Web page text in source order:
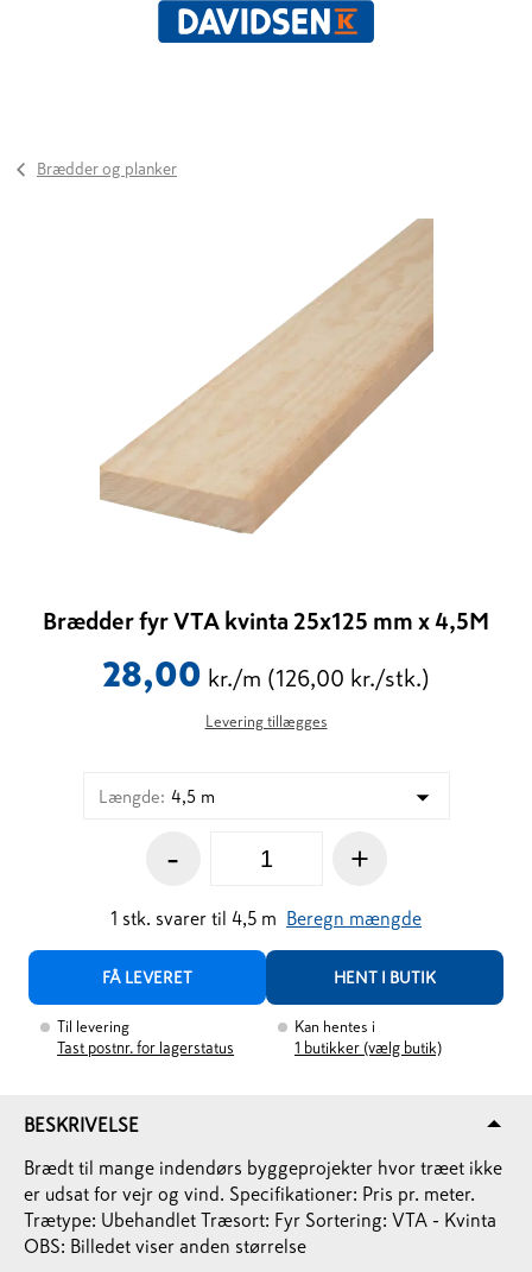
Brædder og planker
Brædder fyr VTA kvinta 25x125 mm x 4,5M
28,00 kr./m (126,00 kr./stk.)
Levering tillægges
Længde: 4,5 m
- +
1 stk. svarer til 4,5 m Beregn mængde
FÅ LEVERET HENT I BUTIK
Til levering
Tast postnr. for lagerstatus
Kan hentes i
1 butikker (vælg butik)
BESKRIVELSE
Brædt til mange indendørs byggeprojekter hvor træet ikke
er udsat for vejr og vind. Specifikationer: Pris pr. meter.
Trætype: Ubehandlet Træsort: Fyr Sortering: VTA - Kvinta
OBS: Billedet viser anden størrelse